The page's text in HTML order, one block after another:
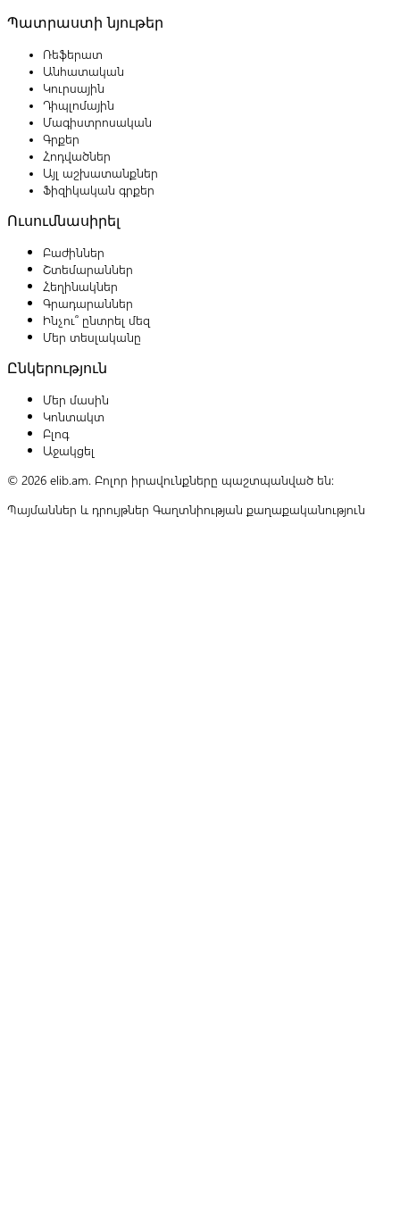
Պատրաստի նյութեր
Ռեֆերատ
Անհատական
Կուրսային
Դիպլոմային
Մագիստրոսական
Գրքեր
Հոդվածներ
Այլ աշխատանքներ
Ֆիզիկական գրքեր
Ուսումնասիրել
Բաժիններ
Շտեմարաններ
Հեղինակներ
Գրադարաններ
Ինչու՞ ընտրել մեզ
Մեր տեսլականը
Ընկերություն
Մեր մասին
Կոնտակտ
Բլոգ
Աջակցել
© 2026 elib.am. Բոլոր իրավունքները պաշտպանված են:
Պայմաններ և դրույթներ Գաղտնիության քաղաքականություն